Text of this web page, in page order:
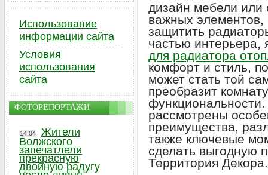
дизайн мебели или
важных элементов,
защитить
частью интерьера,
для радиатора
комфорт и стиль,
может стать той
преобразит
рассмотрены
преимущества,
также ключевые
сделать выгодную
Территория Декора.
Использование
информации сайта
Условия
использования
сайта
ФОТОРЕПОРТАЖИ
14.04
Жители
Волжского
запечатлели
прекрасную
двойную радугу